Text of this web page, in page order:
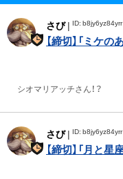
さび| ID: b8jy6yz84yrr
【締切】「ミケ
シオマリアッチさん！？
さび| ID: b8jy6yz84yrr
【締切】「月と